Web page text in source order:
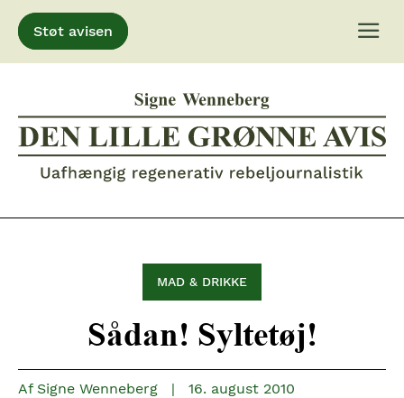
Gå
til
indhold
Støt avisen
MAD & DRIKKE
Sådan! Syltetøj!
Af Signe Wenneberg | 16. august 2010